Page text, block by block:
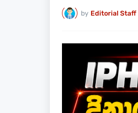
by Editorial Staff